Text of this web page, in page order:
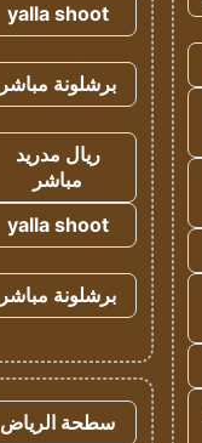
yalla shoot
برشلونة مباشر
ريال مدريد
مباشر
yalla shoot
برشلونة مباشر
سطحة الرياض